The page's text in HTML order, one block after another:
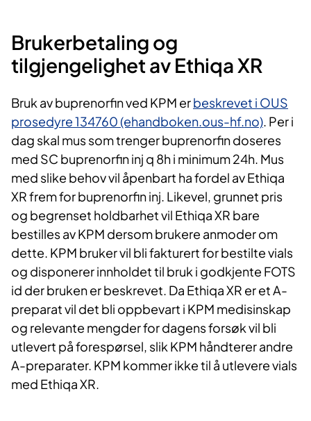
Brukerbetaling og
tilgjengelighet av EthiqaXR
Bruk av buprenorfin ved KPM erbeskrevet i OUS
prosedyre 134760 (ehandboken.ous-hf.no). Per i
dag skal mus som trenger buprenorfin doseres
med SC buprenorfin inj q 8h i minimum 24h. Mus
med slike behov vil åpenbart ha fordel av Ethiqa
XR frem for buprenorfin inj. Likevel, grunnet pris
og begrenset holdbarhet vil Ethiqa XR bare
bestilles av KPM dersom brukere anmoder om
dette. KPM bruker vil bli fakturert for bestilte vials
og disponerer innholdet til bruk i godkjente FOTS
id der bruken er beskrevet. Da Ethiqa XR er et A-
preparat vil det bli oppbevart i KPM medisinskap
og relevante mengder for dagens forsøk vil bli
utlevert på forespørsel, slik KPM håndterer andre
A-preparater. KPM kommer ikke til å utlevere vials
med Ethiqa XR.